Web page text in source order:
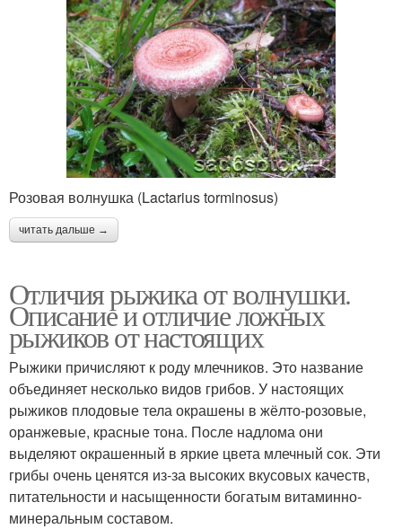
Розовая волнушка (Lactarius torminosus)
читать дальше →
Отличия рыжика от волнушки.
Описание и отличие ложных
рыжиков от настоящих
Рыжики причисляют к роду млечников. Это название
объединяет несколько видов грибов. У настоящих
рыжиков плодовые тела окрашены в жёлто-розовые,
оранжевые, красные тона. После надлома они
выделяют окрашенный в яркие цвета млечный сок. Эти
грибы очень ценятся из-за высоких вкусовых качеств,
питательности и насыщенности богатым витаминно-
минеральным составом.